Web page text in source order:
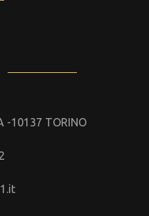
-10137 TORINO